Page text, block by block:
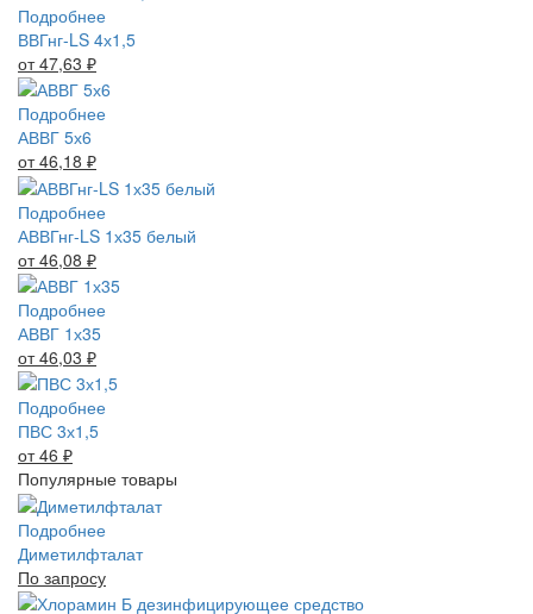
Подробнее
ВВГнг-LS 4х1,5
от 47,63 ₽
Подробнее
АВВГ 5х6
от 46,18 ₽
Подробнее
АВВГнг-LS 1х35 белый
от 46,08 ₽
Подробнее
АВВГ 1х35
от 46,03 ₽
Подробнее
ПВС 3х1,5
от 46 ₽
Популярные товары
Подробнее
Диметилфталат
По запросу